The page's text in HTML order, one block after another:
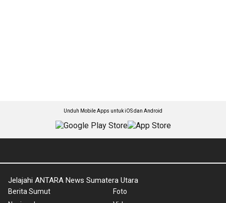
Unduh Mobile Apps untuk iOS dan Android
Jelajahi ANTARA News Sumatera Utara
Berita Sumut
Foto